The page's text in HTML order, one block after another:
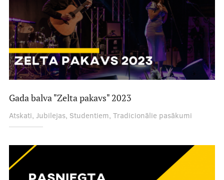
Vēsture
Saistošie dokumenti
Pasākumi
Struktūra
Kā iesaistīties?
Gada balva "Zelta pakavs" 2023
Atskati, Jubilejas, Studentiem, Tradicionālie pasākumi